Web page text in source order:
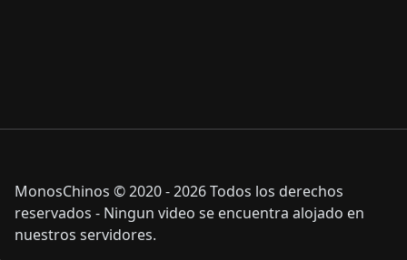
MonosChinos © 2020 - 2026 Todos los derechos
reservados - Ningun video se encuentra alojado en
nuestros servidores.